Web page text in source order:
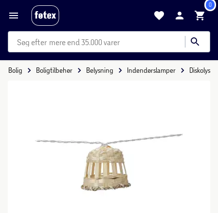
0
mere end 35.000 varer
Bolig Boligtilbehør Belysning Indendørslamper Diskolys